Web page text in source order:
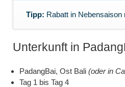
Tipp: Rabatt in Nebensaison
Unterkunft in
PadangBai, Ost Bali(oder in
Tag 1 bis Tag 4